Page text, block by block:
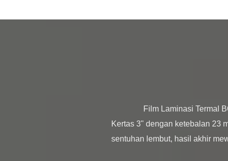
Kertas 3" dengan ketebalan 23
sentuhan lembut, hasil akhir